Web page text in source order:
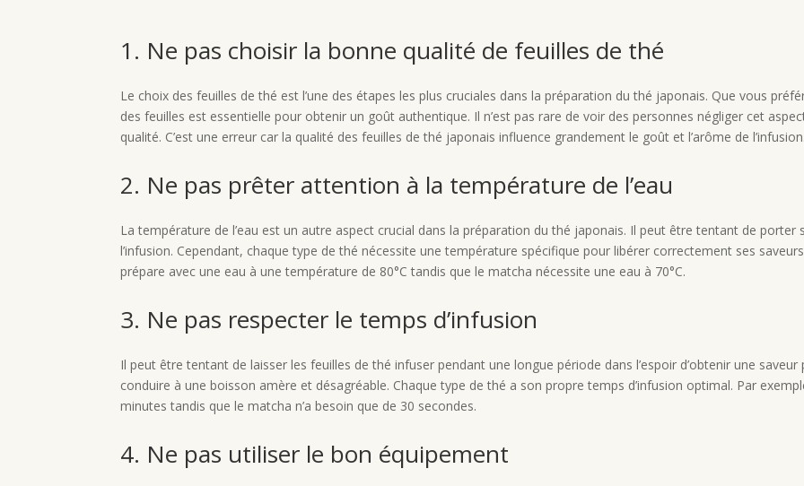
1. Ne pas choisir la bonne qualité de feuilles de thé
Le choix des feuilles de thé est l’une des étapes les plus cruciales dans la préparation du thé japonais. Que vous
des feuilles est essentielle pour obtenir un goût authentique. Il n’est pas rare de voir des personnes négliger cet
qualité. C’est une erreur car la qualité des feuilles de thé japonais influence grandement le goût et l’arôme de
2. Ne pas prêter attention à la température de l’eau
La température de l’eau est un autre aspect crucial dans la préparation du thé japonais. Il peut être tentant de porter
l’infusion. Cependant, chaque type de thé nécessite une température spécifique pour libérer correctement ses
prépare avec une eau à une température de 80°C tandis que le matcha nécessite une eau à 70°C.
3. Ne pas respecter le temps d’infusion
Il peut être tentant de laisser les feuilles de thé infuser pendant une longue période dans l’espoir d’obtenir une
conduire à une boisson amère et désagréable. Chaque type de thé a son propre temps d’infusion optimal. Par
minutes tandis que le matcha n’a besoin que de 30 secondes.
4. Ne pas utiliser le bon équipement